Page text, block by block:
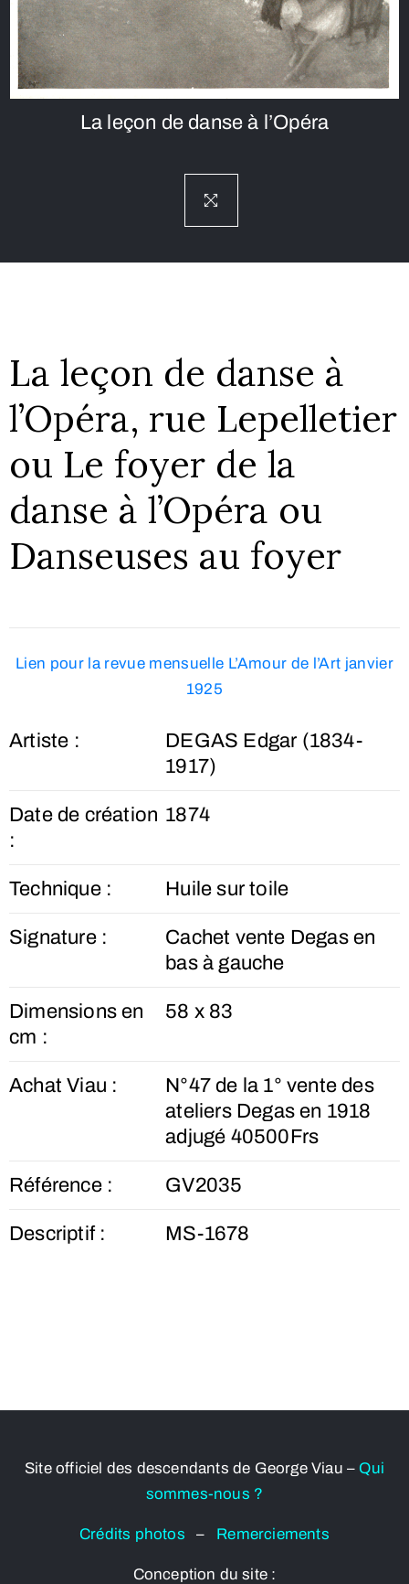
La leçon de danse à l’Opéra
La leçon de danse à
l’Opéra, rue Lepelletier
ou Le foyer de la
danse à l’Opéra ou
Danseuses au foyer
Lien pour la revue mensuelle L’Amour de l’Art janvier
1925
Artiste :
DEGAS Edgar (1834-
1917)
Date de création
:
1874
Technique : Huile sur toile
Signature :
Cachet vente Degas en
bas à gauche
Dimensions en
cm :
58 x 83
Achat Viau :
N°47 de la 1° vente des
ateliers Degas en 1918
adjugé 40500Frs
Référence : GV2035
Descriptif : MS-1678
Site officiel des descendants de George Viau – Qui
sommes-nous ?
Crédits photos– Remerciements
Conception du site :